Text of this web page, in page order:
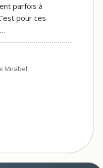
parfois à
pour ces
Mirabel